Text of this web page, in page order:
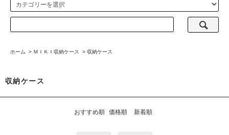
ホーム > ＭＩＫＩ収納ケース > 収納ケース
収納ケース
おすすめ順 価格順 新着順